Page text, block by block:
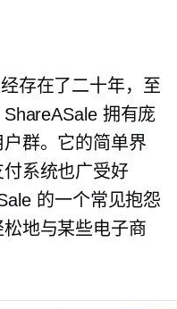
存在了二十年，至
拥有庞
群。它的简单界
系统也广受好
的一个常见抱怨
地与某些电子商